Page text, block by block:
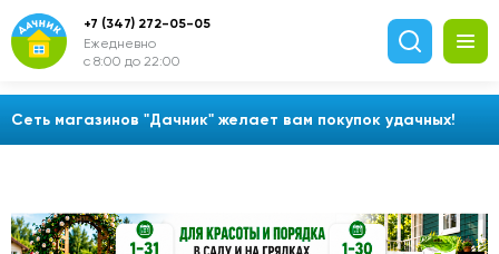
Сеть магазинов "Дачник" желает вам покупок удачных!
+7 (347) 272-05-05
Ежедневно
с 8:00 до 22:00